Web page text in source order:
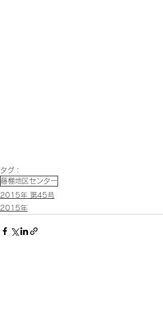
タグ：
藤棚地区センター
2015年 第45号
2015年